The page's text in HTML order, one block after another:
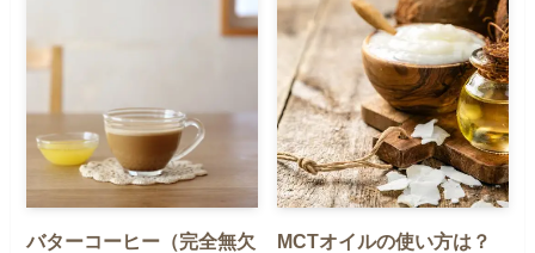
バターコーヒー（完全無欠
MCTオイルの使い方は？